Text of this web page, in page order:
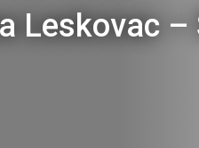
Leskovac –